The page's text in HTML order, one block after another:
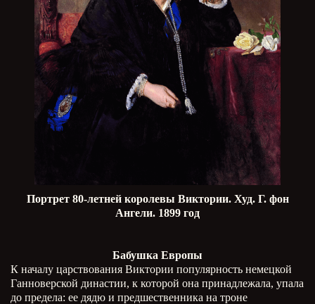
Портрет 80-летней королевы Виктории. Худ. Г. фон
Ангели. 1899 год
Бабушка Европы
К началу царствования Виктории популярность немецкой
Ганноверской династии, к которой она принадлежала, упала
до предела: ее дядю и предшественника на троне